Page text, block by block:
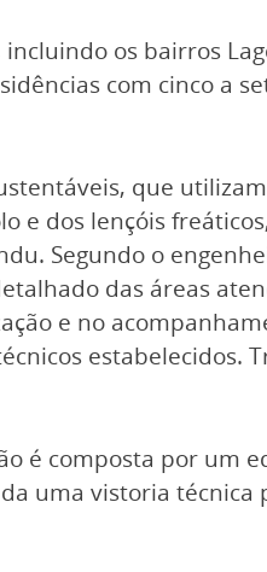
os bairros
com cinco a
que
e dos lençóis
Segundo o
das áreas
e no
estabelecidos.
é composta por um
uma vistoria